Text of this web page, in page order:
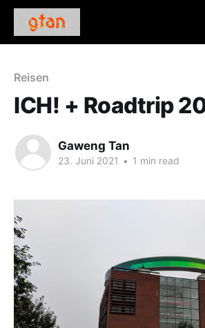
Reisen
ICH! + Roadtrip
Gaweng Tan
23. Juni 2021 • 1 min read